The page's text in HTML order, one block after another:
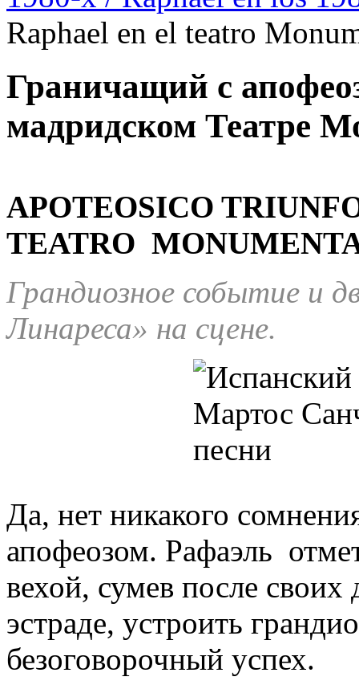
Raphael en el teatro
Граничащий с
мадридском Театре
APOTEOSICO
TEATRO
Грандиозное событие и
Линареса» на сцене.
Да, нет никакого
апофеозом. Рафаэль
вехой, сумев после своих
эстраде, устроить
безоговорочный успех.